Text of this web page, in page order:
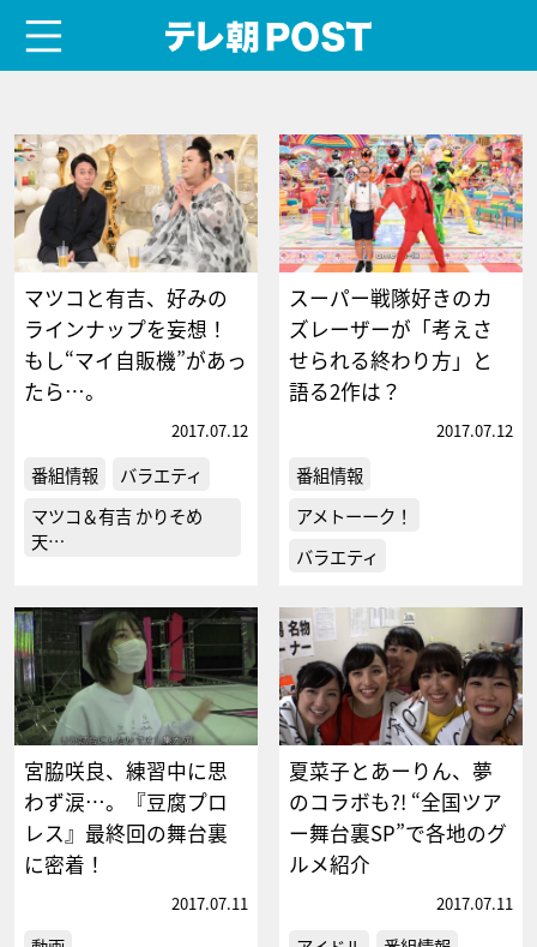
マツコと有吉、好みの
ラインナップを妄想！
もし“マイ自販機”があっ
たら…。
2017.07.12
番組情報
バラエティ
マツコ＆有吉 かりそめ
天…
スーパー戦隊好きのカ
ズレーザーが「考えさ
せられる終わり方」と
語る2作は？
2017.07.12
番組情報
アメトーーク！
バラエティ
宮脇咲良、練習中に思
わず涙…。『豆腐プロ
レス』最終回の舞台裏
に密着！
2017.07.11
夏菜子とあーりん、夢
のコラボも?! “全国ツア
ー舞台裏SP”で各地のグ
ルメ紹介
2017.07.11